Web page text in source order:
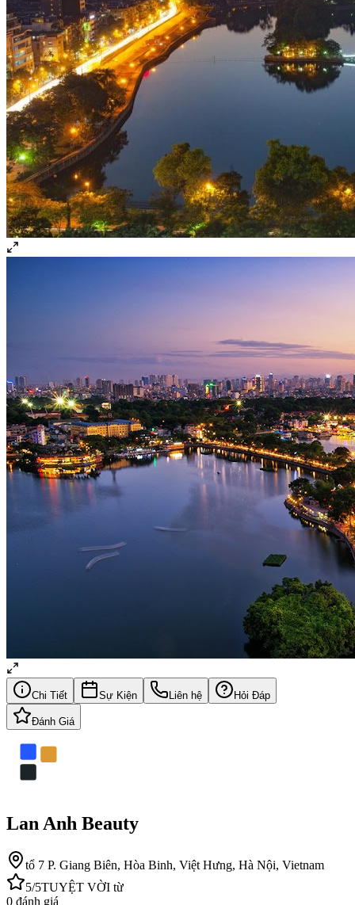
Chi Tiết Sự Kiện Liên hệ Hỏi Đáp
Đánh Giá
Lan Anh Beauty
tổ 7 P. Giang Biên, Hòa Binh, Việt Hưng, Hà Nội, Vietnam
5/5TUYỆT VỜI từ
0 đánh giá